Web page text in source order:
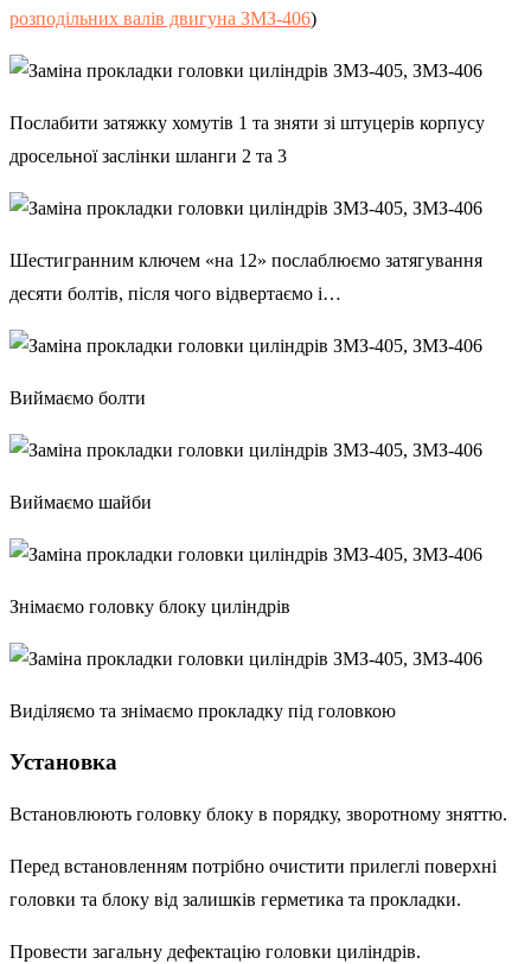
розподільних валів двигуна ЗМЗ-406)
Послабити затяжку хомутів 1 та зняти зі штуцерів корпусу
дросельної заслінки шланги 2 та 3
Шестигранним ключем «на 12» послаблюємо затягування
десяти болтів, після чого відвертаємо і…
Виймаємо болти
Виймаємо шайби
Знімаємо головку блоку циліндрів
Виділяємо та знімаємо прокладку під головкою
Установка
Встановлюють головку блоку в порядку, зворотному зняттю.
Перед встановленням потрібно очистити прилеглі поверхні
головки та блоку від залишків герметика та прокладки.
Провести загальну дефектацію головки циліндрів.